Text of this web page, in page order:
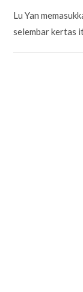
Lu Yan
selembar kertas